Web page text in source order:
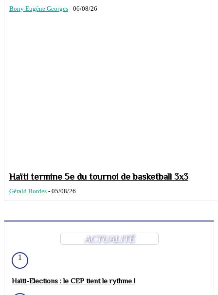
Bony Eugène Georges - 06/08/26
Haïti termine 5e du tournoi de basketball 3x3
Gérald Bordes - 05/08/26
ACTUALITÉ
1
Haïti-Elections : le CEP tient le rythme !